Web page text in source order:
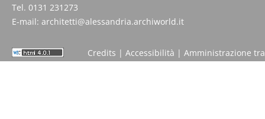
Tel. 0131 231273
E-mail: architetti@alessandria.archiworld.it
Credits | Accessibilità | Amministrazione